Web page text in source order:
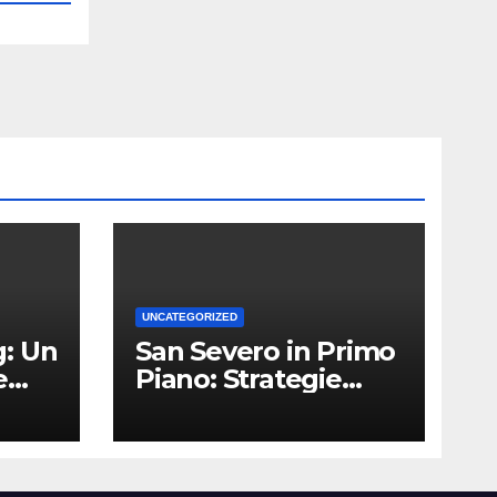
Un
UNCATEGORIZED
San Severo in Primo
Piano: Strategie
Attività Locali nei